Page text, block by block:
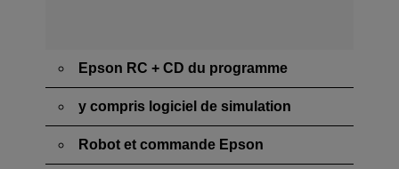
Epson RC + CD du programme
y compris logiciel de simulation
Robot et commande Epson